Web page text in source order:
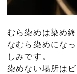
むら染めは染め
なむら染めにな
しみです。
染めない場所は